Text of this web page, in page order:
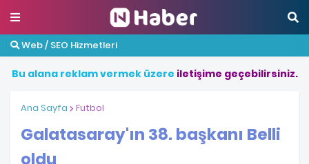
Web / SEO Hizmetleri
Bu alana reklamvermek üzere iletişime geçebilirsiniz.
Ana Sayfa Futbol
Galatasaray'ın 38. başkanı Belli
oldu